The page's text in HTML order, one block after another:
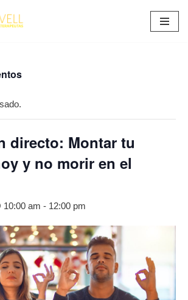
directo: Montar tu
y no morir en el
10:00 am - 12:00 pm